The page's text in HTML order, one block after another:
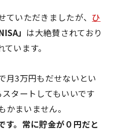
いただきましたが、 ひ
」 は大絶賛されており
います。
月3万円もだせないとい
タートしてもいいです
かまいません。
す。常に貯金が０円だと